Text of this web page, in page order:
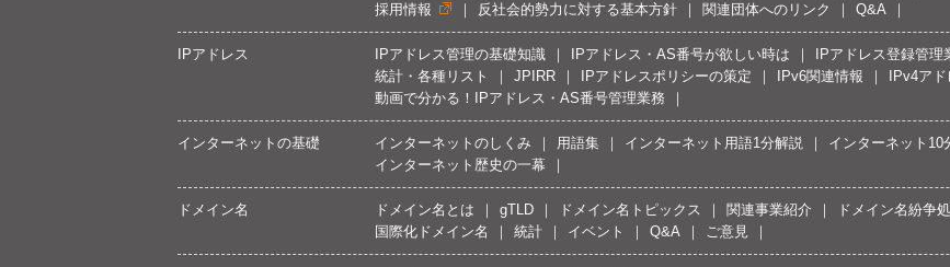
採用情報
反社会的勢力に対する基本方針 関連団体へのリンク Q&A
IPアドレス IPアドレス管理の基礎知識 IPアドレス・AS番号が欲しい時は IPアドレス登録管理
統計・各種リスト
JPIRR IPアドレスポリシーの策定 IPv6関連情報 IPv4ア
動画で分かる！IPアドレス・AS番号管理業務
インターネットの基礎 インターネットのしくみ 用語集 インターネット用語1分解説 インターネット10
インターネット歴史の一幕
ドメイン名 ドメイン名とは gTLD ドメイン名トピックス 関連事業紹介 ドメイン名紛争
国際化ドメイン名
統計 イベント Q&A ご意見